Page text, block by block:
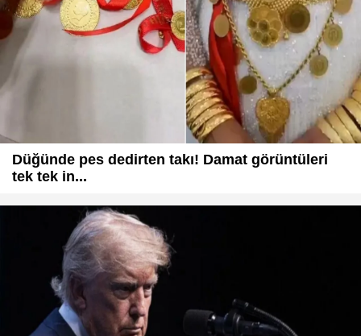
Düğünde pes dedirten takı! Damat görüntüleri
tek tek in...